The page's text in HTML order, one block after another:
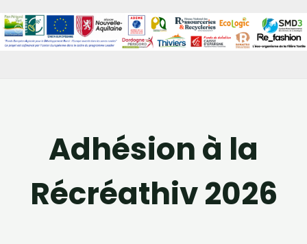
Adhésion à la
Récréathiv 2026